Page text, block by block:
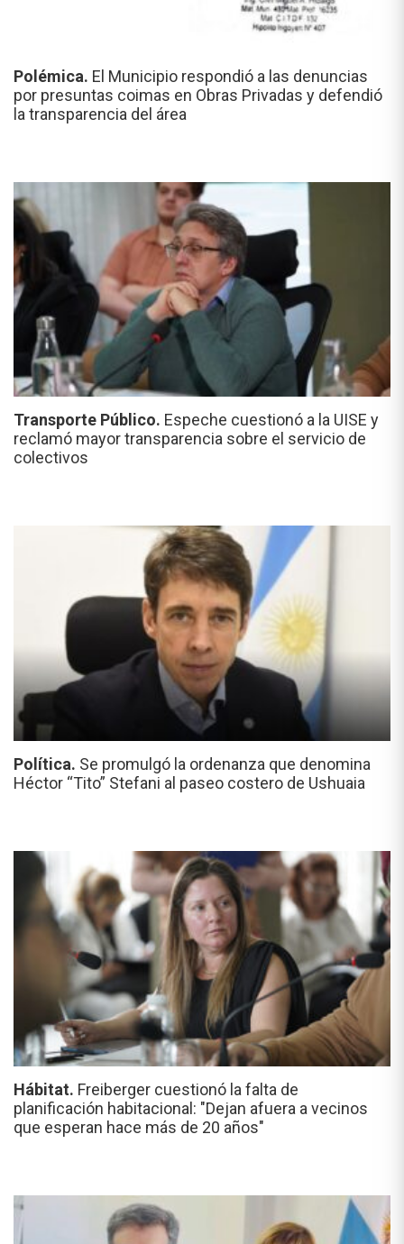
Polémica. El Municipio respondió a las denuncias
por presuntas coimas en Obras Privadas y defendió
la transparencia del área
Transporte Público. Espeche cuestionó a la UISE y
reclamó mayor transparencia sobre el servicio de
colectivos
Política. Se promulgó la ordenanza que denomina
Héctor “Tito” Stefani al paseo costero de Ushuaia
Hábitat. Freiberger cuestionó la falta de
planificación habitacional: "Dejan afuera a vecinos
que esperan hace más de 20 años"